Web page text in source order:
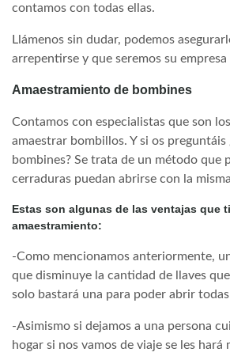
contamos con todas ellas.
Llámenos sin dudar, podemos
arrepentirse y que seremos su
Amaestramiento de bombines
Contamos con especialistas que son
amaestrar bombillos. Y si os preguntáis
bombines? Se trata de un método que
cerraduras puedan abrirse con la
Estas son algunas de las ventajas que
amaestramiento:
-Como mencionamos anteriormente,
que disminuye la cantidad de llaves
solo bastará una para poder abrir
-Asimismo si dejamos a una persona
hogar si nos vamos de viaje se les hará